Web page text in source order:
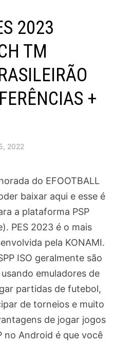
2023
TM
+
2022
do EFOOTBALL
baixar aqui e esse é
a plataforma PSP
PES 2023 é o mais
pela KONAMI.
ISO geralmente são
emuladores de
partidas de futebol,
de torneios e muito
de jogar jogos
no Android é que você